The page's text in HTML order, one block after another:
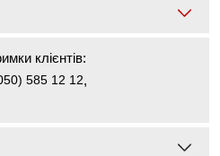
клієнтів:
585 12 12,